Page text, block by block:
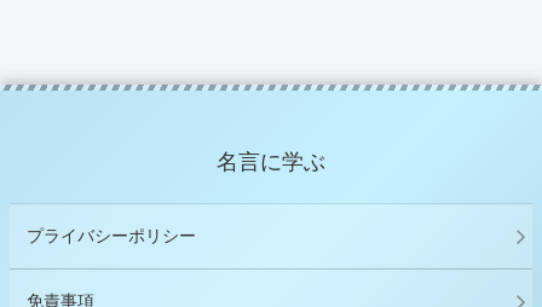
名言に学ぶ
プライバシーポリシー
免責事項